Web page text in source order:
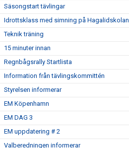
Säsongstart tävlingar
Idrottsklass med simning på Hagalidskolan
Teknik träning
15 minuter innan
Regnbågsrally Startlista
Information från tävlingskommittén
Styrelsen informerar
EM Köpenhamn
EM DAG 3
EM uppdatering # 2
Valberedningen informerar